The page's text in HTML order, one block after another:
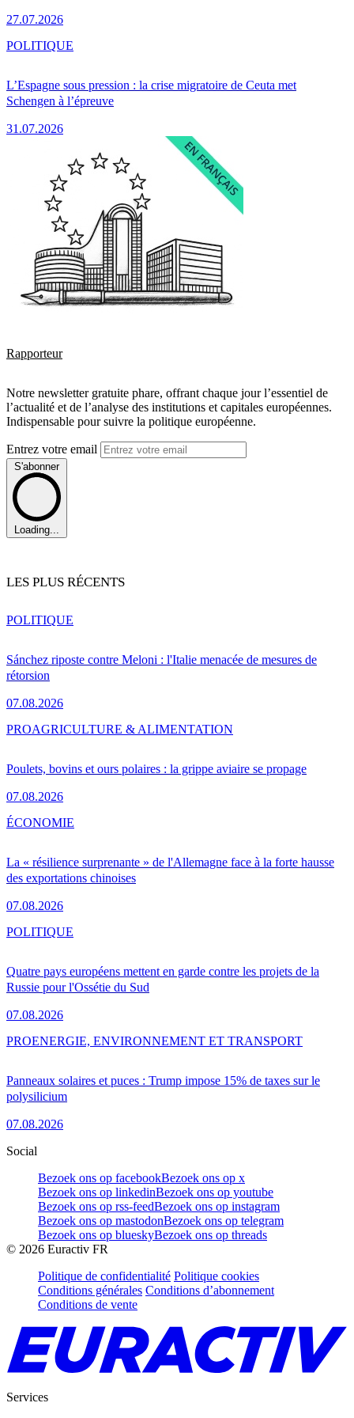
27.07.2026
L’Espagne sous pression : la crise migratoire de Ceuta met
Schengen à l’épreuve
31.07.2026
POLITIQUE
Rapporteur
Notre newsletter gratuite phare, offrant chaque jour l’essentiel de
l’actualité et de l’analyse des institutions et capitales européennes.
Indispensable pour suivre la politique européenne.
Entrez votre email
S'abonner
Loading...
LES PLUS RÉCENTS
Sánchez riposte contre Meloni : l'Italie menacée de mesures de
rétorsion
07.08.2026
POLITIQUE
Poulets, bovins et ours polaires : la grippe aviaire se propage
07.08.2026
PROAGRICULTURE & ALIMENTATION
La « résilience surprenante » de l'Allemagne face à la forte hausse
des exportations chinoises
07.08.2026
ÉCONOMIE
Quatre pays européens mettent en garde contre les projets de la
Russie pour l'Ossétie du Sud
07.08.2026
POLITIQUE
Panneaux solaires et puces : Trump impose 15% de taxes sur le
polysilicium
07.08.2026
PROENERGIE, ENVIRONNEMENT ET TRANSPORT
Social
Bezoek ons op facebookBezoek ons op x
Bezoek ons op linkedinBezoek ons op youtube
Bezoek ons op rss-feedBezoek ons op instagram
Bezoek ons op mastodonBezoek ons op telegram
Bezoek ons op blueskyBezoek ons op threads
© 2026 Euractiv FR
Politique de confidentialité Politique cookies
Conditions générales Conditions d’abonnement
Conditions de vente
Services